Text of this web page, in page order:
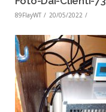
89FlayWT 20/05/2022